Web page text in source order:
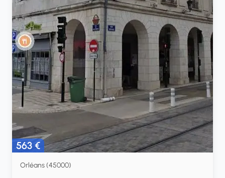
563 €
Orléans (45000)